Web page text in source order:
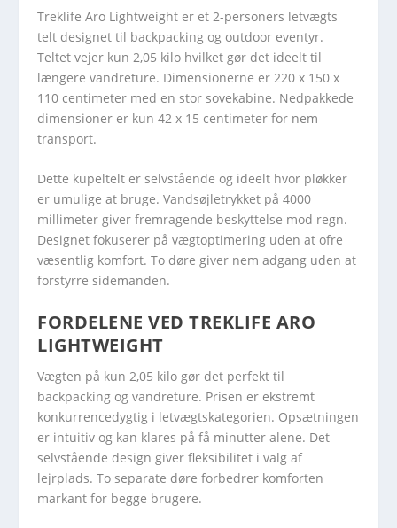
Treklife Aro Lightweight er et 2-personers letvægts
telt designet til backpacking og outdoor eventyr.
Teltet vejer kun 2,05 kilo hvilket gør det ideelt til
længere vandreture. Dimensionerne er 220 x 150 x
110 centimeter med en stor sovekabine. Nedpakkede
dimensioner er kun 42 x 15 centimeter for nem
transport.
Dette kupeltelt er selvstående og ideelt hvor pløkker
er umulige at bruge. Vandsøjletrykket på 4000
millimeter giver fremragende beskyttelse mod regn.
Designet fokuserer på vægtoptimering uden at ofre
væsentlig komfort. To døre giver nem adgang uden at
forstyrre sidemanden.
FORDELENE VED TREKLIFE ARO
LIGHTWEIGHT
Vægten på kun 2,05 kilo gør det perfekt til
backpacking og vandreture. Prisen er ekstremt
konkurrencedygtig i letvægtskategorien. Opsætningen
er intuitiv og kan klares på få minutter alene. Det
selvstående design giver fleksibilitet i valg af
lejrplads. To separate døre forbedrer komforten
markant for begge brugere.